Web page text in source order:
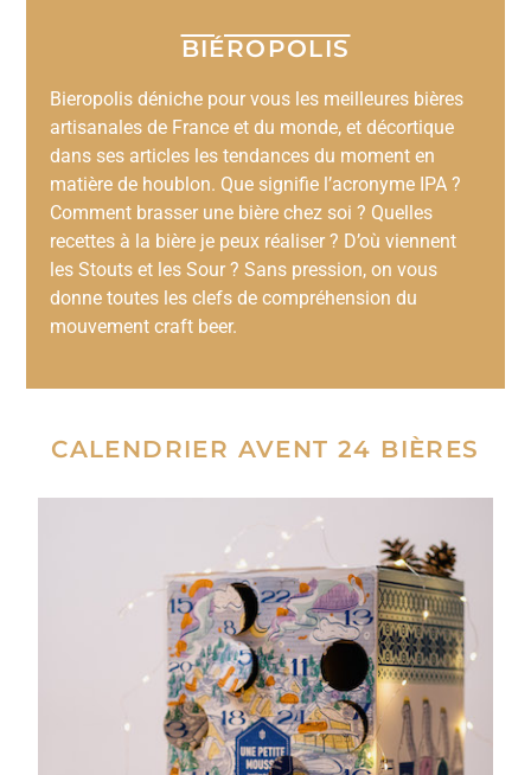
BIÉROPOLIS
Bieropolis déniche pour vous les meilleures bières
artisanales de France et du monde, et décortique
dans ses articles les tendances du moment en
matière de houblon. Que signifie l’acronyme IPA ?
Comment brasser une bière chez soi ? Quelles
recettes à la bière je peux réaliser ? D’où viennent
les Stouts et les Sour ? Sans pression, on vous
donne toutes les clefs de compréhension du
mouvement craft beer.
CALENDRIER AVENT 24 BIÈRES